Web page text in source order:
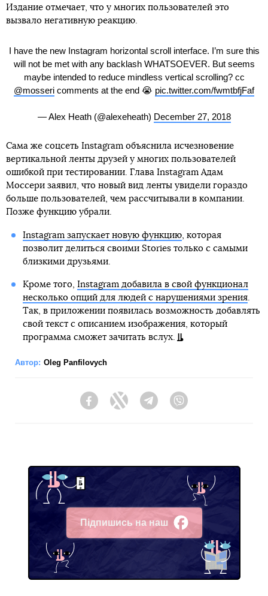
Издание отмечает, что у многих пользователей это
вызвало негативную реакцию.
I have the new Instagram horizontal scroll interface. I’m sure this
will not be met with any backlash WHATSOEVER. But seems
maybe intended to reduce mindless vertical scrolling? cc
@mosseri comments at the end 😭 pic.twitter.com/fwmtbfjFaf
— Alex Heath (@alexeheath) December 27, 2018
Сама же соцсеть Instagram объяснила исчезновение
вертикальной ленты друзей у многих пользователей
ошибкой при тестировании. Глава Instagram Адам
Моссери заявил, что новый вид ленты увидели гораздо
больше пользователей, чем рассчитывали в компании.
Позже функцию убрали.
Instagram запускает новую функцию, которая
позволит делиться своими Stories только с самыми
близкими друзьями.
Кроме того, Instagram добавила в свой функционал
несколько опций для людей с нарушениями зрения.
Так, в приложении появилась возможность добавлять
свой текст с описанием изображения, который
программа сможет зачитать вслух.
Автор: Oleg Panfilovych
FacebookTwitter Telegram
Підпишись на наш
Facebook